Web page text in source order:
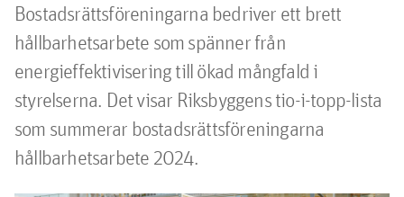
Bostadsrättsföreningarna bedriver ett brett
hållbarhetsarbete som spänner från
energieffektivisering till ökad mångfald i
styrelserna. Det visar Riksbyggens tio-i-topp-lista
som summerar bostadsrättsföreningarna
hållbarhetsarbete 2024.